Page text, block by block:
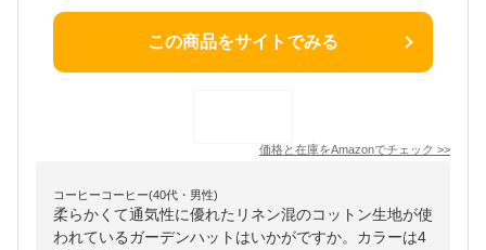
この商品をサイトでみる
価格と在庫をAmazonでチェック >>
コーヒーコーヒー(40代・男性)
柔らかくて通気性に優れたリネン混のコットン生地が使
われているガーデンハットはいかがですか。カラーは4